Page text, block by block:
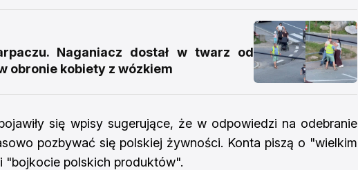
Naganiacz dostał w twarz od
obronie kobiety z wózkiem
się wpisy sugerujące, że w odpowiedzi na odebranie
pozbywać się polskiej żywności. Konta piszą o "wielkim
"bojkocie polskich produktów".